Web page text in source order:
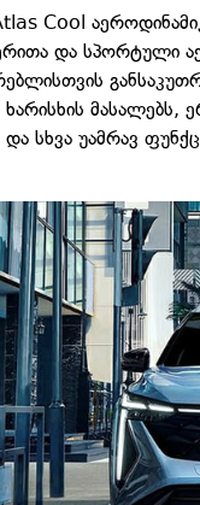
Cool
და სპორტული
ხარისხის
სხვა უამრავ